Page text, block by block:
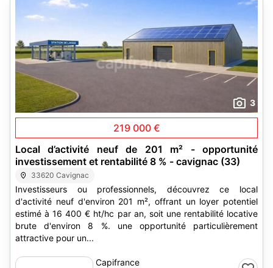
3
219 000 €
Local d’activité neuf de 201 m² - opportunité
investissement et rentabilité 8 % - cavignac (33)
33620 Cavignac
Investisseurs ou professionnels, découvrez ce local
d'activité neuf d'environ 201 m², offrant un loyer potentiel
estimé à 16 400 € ht/hc par an, soit une rentabilité locative
brute d'environ 8 %. une opportunité particulièrement
attractive pour un...
Capifrance